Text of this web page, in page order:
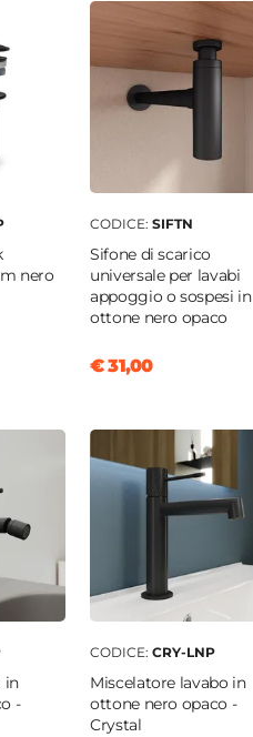
nero
CODICE: SIFTN
Sifone di scarico
universale per lavabi
appoggio o sospesi in
ottone nero opaco
€ 31,00
in
-
CODICE: CRY-LNP
Miscelatore lavabo in
ottone nero opaco -
Crystal